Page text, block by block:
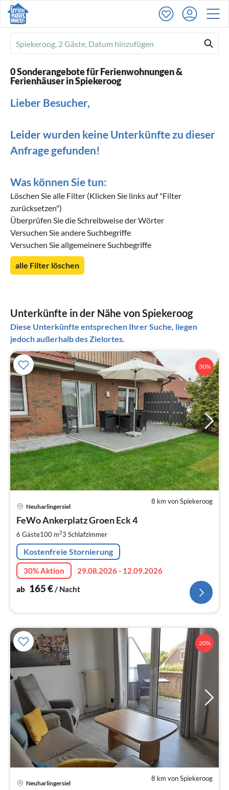
Ferienhausmiete
logo
0 Sonderangebote für Ferienwohnungen &
Ferienhäuser in Spiekeroog
Lieber Besucher,
Leider wurden keine Unterkünfte zu dieser
Anfrage gefunden!
Was können Sie tun:
Löschen Sie alle Filter (Klicken Sie links auf "Filter
zurücksetzen")
Überprüfen Sie die Schreibweise der Wörter
Versuchen Sie andere Suchbegriffe
Versuchen Sie allgemeinere Suchbegriffe
alle Filter löschen
Unterkünfte in der Nähe von Spiekeroog
Diese Unterkünfte entsprechen Ihrer Suche, liegen
jedoch außerhalb des Zielortes.
30%
8 km von Spiekeroog
Neuharlingersiel
FeWo Ankerplatz Groen Eck 4
6 Gäste100 m23 Schlafzimmer
Kostenfreie Stornierung
30% Aktion
29.08.2026 - 12.09.2026
ab 165€/ Nacht
20%
8 km von Spiekeroog
Neuharlingersiel